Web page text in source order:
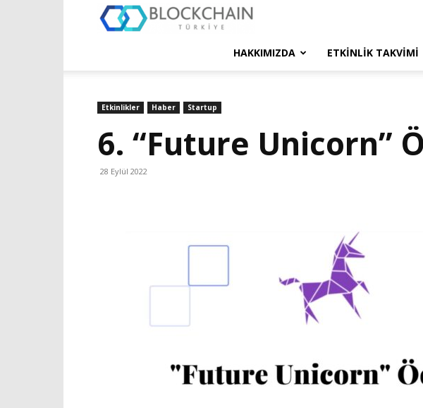
Türkiye
HAKKIMIZDA ETKINLIK TAKVIMI
Etkinlikler Haber Startup
6. “Future Unicorn”
28 Eylül 2022